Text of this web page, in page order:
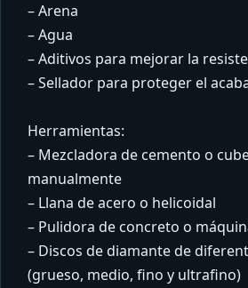
– Arena
– Agua
– Aditivos para mejorar la
– Sellador para proteger el
Herramientas:
– Mezcladora de cemento o
manualmente
– Llana de acero o helicoidal
– Pulidora de concreto o
– Discos de diamante de
(grueso, medio, fino y ultrafino)